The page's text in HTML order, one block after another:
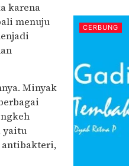
karena
menuju
Minyak
yaitu
antibakteri,
CERBUNG